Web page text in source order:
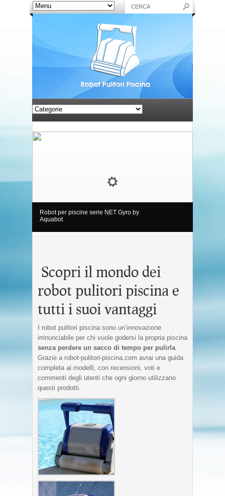
Robot per piscine serie NET Gyro by
Aquabot
Scopri il mondo dei
robot pulitori piscina e
tutti i suoi vantaggi
I robot pulitori piscina sono un’innovazione
irrinunciabile per chi vuole godersi la propria piscina
senza perdere un sacco di tempo per pulirla.
Grazie a robot-pulitori-piscina.com avrai una guida
completa ai modelli, con recensioni, voti e
commenti degli utenti che ogni giorno utilizzano
questi prodotti.